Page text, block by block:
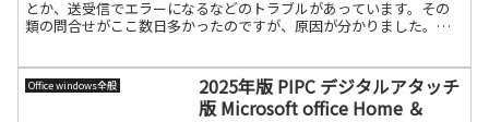
とか、送受信でエラーになるなどのトラブルがあっています。その
類の問合せがここ数日多かったのですが、原因が分かりました。
Office windows全般
2025年版 PIPC デジタルアタッチ
版 Microsoft office Home ＆